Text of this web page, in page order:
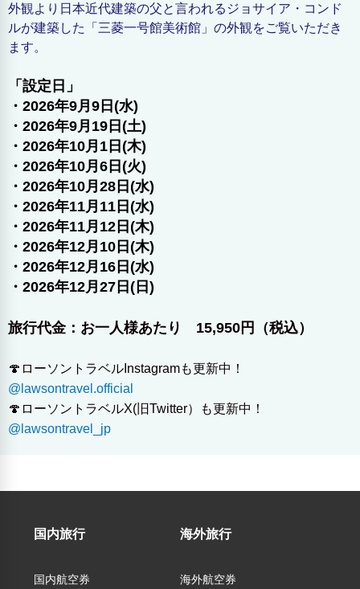
外観より日本近代建築の父と言われるジョサイア・コンド
ルが建築した「三菱一号館美術館」の外観をご覧いただき
ます。
「設定日」
・2026年9月9日(水)
・2026年9月19日(土)
・2026年10月1日(木)
・2026年10月6日(火)
・2026年10月28日(水)
・2026年11月11日(水)
・2026年11月12日(木)
・2026年12月10日(木)
・2026年12月16日(水)
・2026年12月27日(日)
旅行代金：お一人様あたり 15,950円（税込）
🍄ローソントラベルInstagramも更新中！
@lawsontravel.official
🍄ローソントラベルX(旧Twitter）も更新中！
@lawsontravel_jp
※大人1名様あたりの料金です。
国内旅行
国内航空券
海外旅行
海外航空券